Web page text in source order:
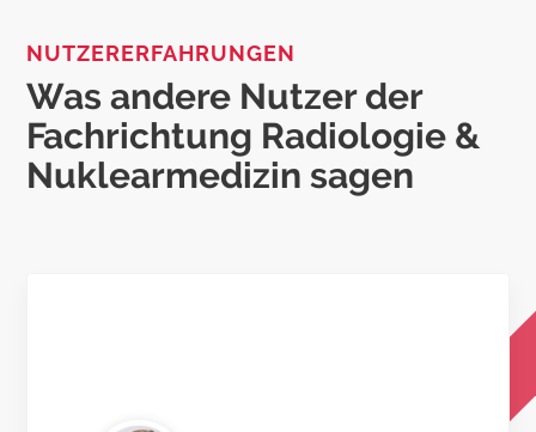
NUTZERERFAHRUNGEN
Was andere Nutzer der
Fachrichtung Radiologie &
Nuklearmedizin sagen